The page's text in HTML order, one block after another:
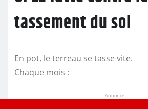
tassement du sol
En pot, le terreau se tasse vite.
Chaque mois :
Annonce